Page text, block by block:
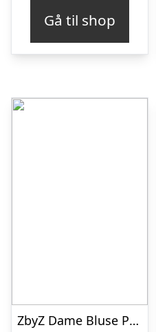
Gå til shop
ZbyZ Dame Bluse Plus Size – Flower – 50/52